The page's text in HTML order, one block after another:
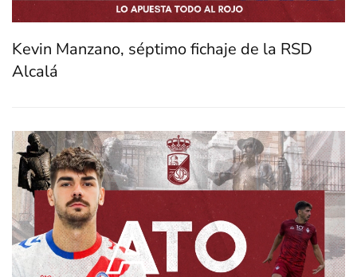
Kevin Manzano, séptimo fichaje de la RSD
Alcalá